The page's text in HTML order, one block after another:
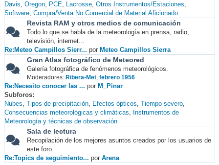
Davis Oregon PCE Lacrosse Otros Instrumentos/Estaciones
Software Compra/Venta No Comercial de Material Aficionado
Revista RAM y otros medios de comunicación
Todo lo que se habla de la meteorología en prensa, radio,
televisión, internet...
Re:Meteo Campillos Sierr... por Meteo Campillos Sierra
Gran Atlas fotográfico de Meteored
Galería fotográfica de fenómenos meteorológicos.
Moderadores: Ribera-Met, febrero 1956
Re:Necesito conocer las ... por M_Pinar
Subforos
Nubes Tipos de precipitación Efectos ópticos Tiempo severo
Consecuencias meteorológicas y climáticas
Instrumentos de
Meteorología y técnicas de observación
Sala de lectura
Recopilación de los mejores asuntos creados por los usuarios de
este foro.
Re:Topics de seguimiento... por Arena